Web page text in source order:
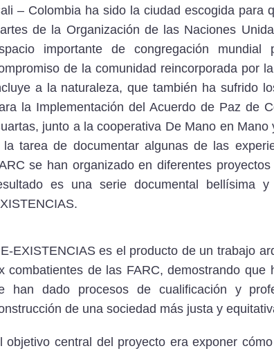
– Colombia ha sido la ciudad escogida para
de la Organización de las Naciones
importante de congregación
de la comunidad reincorporada por
a la naturaleza, que también ha sufrido
la Implementación del Acuerdo de Paz de
junto a la cooperativa De Mano en
la tarea de documentar algunas de las
se han organizado en diferentes
es una serie documental bellísima
EXISTENCIAS es el producto de un trabajo
combatientes de las FARC, demostrando
han dado procesos de cualificación y
de una sociedad más justa y
objetivo central del proyecto era exponer